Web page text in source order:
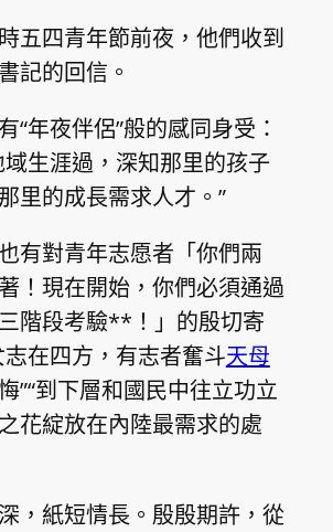
五四青年節前夜，他們收到
記的回信。
“年夜伴侶”般的感同身受：
域生涯過，深知那里的孩子
里的成長需求人才。”
有對青年志愿者「你們兩
！現在開始，你們必須通過
階段考驗**！」的殷切寄
志在四方，有志者奮斗天母
”“到下層和國民中往立功立
花綻放在內陸最需求的處
，紙短情長。殷殷期許，從